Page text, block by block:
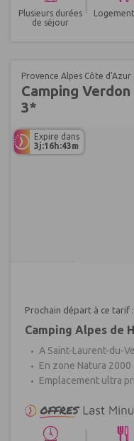
Plusieurs durées
de séjour
Logement
Provence Alpes Côte d'Azur
Camping
3*
Expire dans
3j:16h:43m
Prochain départ à ce tarif :
Camping Alpes de
A Saint-Laurent-du-
En zone Natura 2000
Emplacement ultra